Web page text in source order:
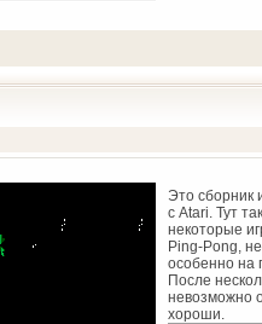
Это сборник
с Atari. Тут
некоторые
Ping-Pong,
особенно на
После
невозможно
хороши.